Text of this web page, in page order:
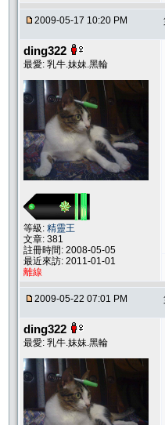
2009-05-17 10:20 PM
ding322
最愛: 乳牛.妹妹.黑輪
等級: 精靈王
文章: 381
註冊時間: 2008-05-05
最近來訪: 2011-01-01
離線
2009-05-22 07:01 PM
ding322
最愛: 乳牛.妹妹.黑輪